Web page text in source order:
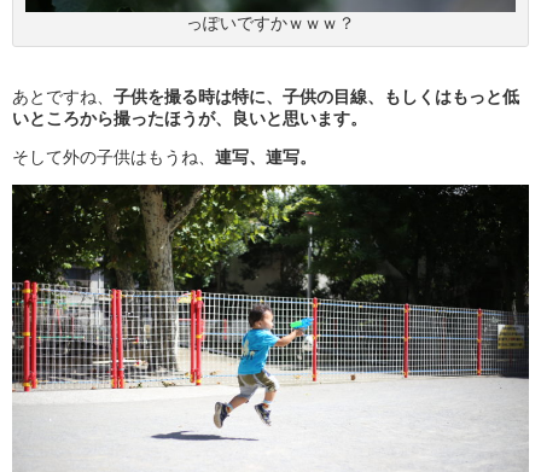
っぽいですかｗｗｗ？
あとですね、 子供を撮る時は特に、子供の目線、もしくはもっと低
いところから撮ったほうが、良いと思います。
そして外の子供はもうね、 連写、連写。